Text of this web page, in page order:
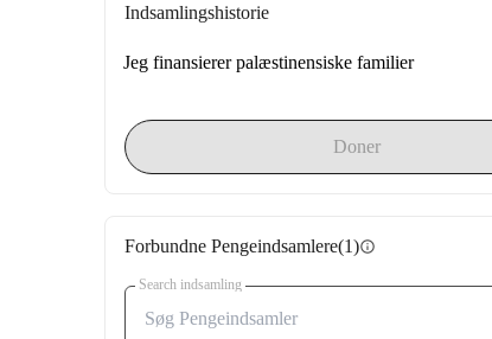
Indsamlingshistorie
Jeg finansierer palæstinensiske familier
Doner
Forbundne Pengeindsamlere(1)info
Search indsamling